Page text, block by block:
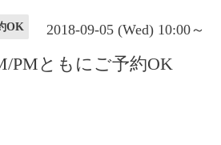
OK 2018-09-05 (Wed) 10:00～
PMともにご予約OK